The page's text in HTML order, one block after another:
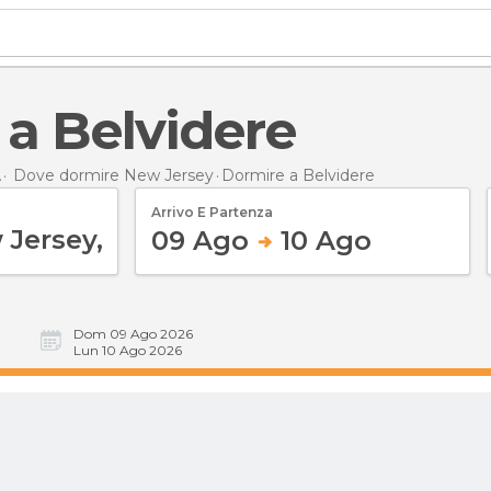
a Belvidere
Dove dormire New Jersey Dormire a Belvidere
Arrivo E Partenza
09 Ago 10 Ago
Dom 09 Ago 2026
Lun 10 Ago 2026